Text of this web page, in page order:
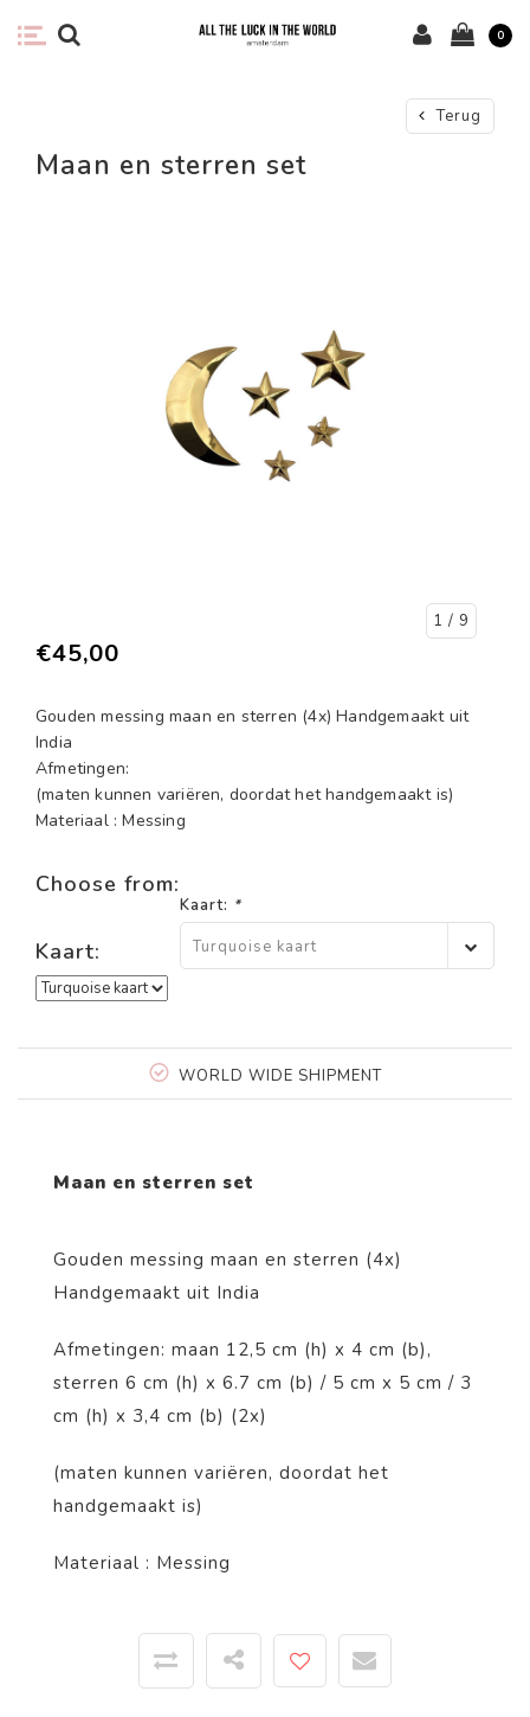
0
Terug
Maan en sterren set
1 / 9
€45,00
Gouden messing maan en sterren (4x) Handgemaakt uit
India
Afmetingen:
(maten kunnen variëren, doordat het handgemaakt is)
Materiaal : Messing
Choose from:
Kaart:
Kaart: *
Turquoise kaart
WORLD WIDE SHIPMENT
Maan en sterren set
Gouden messing maan en sterren (4x)
Handgemaakt uit India
Afmetingen: maan 12,5 cm (h) x 4 cm (b),
sterren 6 cm (h) x 6.7 cm (b) / 5 cm x 5 cm / 3
cm (h) x 3,4 cm (b) (2x)
(maten kunnen variëren, doordat het
handgemaakt is)
Materiaal : Messing